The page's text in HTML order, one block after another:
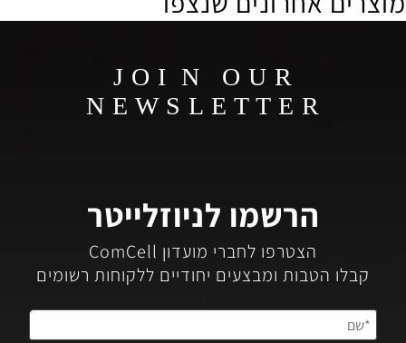
J O I N O U R
N E W S L E T T E R
הרשמו לניוזלייטר
הצטרפו לחברי מועדון ComCell
קבלו הטבות ומבצעים יחודיים ללקוחות רשומים